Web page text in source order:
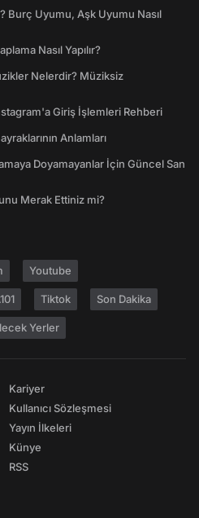
Burç Uyumu, Aşk Uyumu Nasıl
Nasıl Yapılır?
Nelerdir? Müziksiz
Giriş İşlemleri Rehberi
Anlamları
Doyamayanlar İçin Güncel San
Merak Ettiniz mi?
Youtube
Tiktok Son Dakika
Yerler
Kariyer
Kullanıcı Sözleşmesi
Yayın İlkeleri
Künye
RSS